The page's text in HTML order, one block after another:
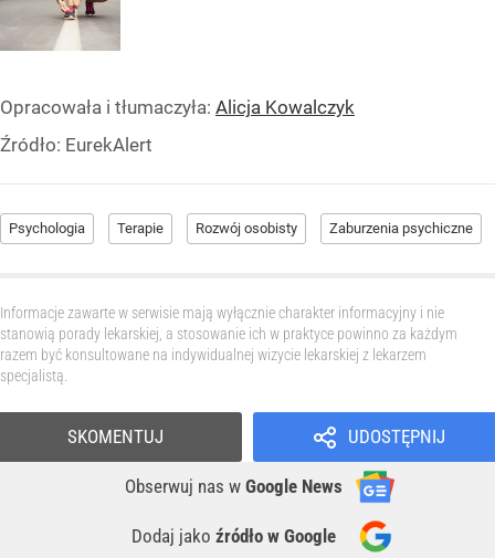
Opracowała i tłumaczyła: Alicja Kowalczyk
Źródło: EurekAlert
Psychologia Terapie Rozwój osobisty Zaburzenia psychiczne
Informacje zawarte w serwisie mają wyłącznie charakter informacyjny i nie
stanowią porady lekarskiej, a stosowanie ich w praktyce powinno za każdym
razem być konsultowane na indywidualnej wizycie lekarskiej z lekarzem
specjalistą.
UDOSTĘPNIJ
Obserwuj nas w Google News
Dodaj jako źródło w Google
SKOMENTUJ